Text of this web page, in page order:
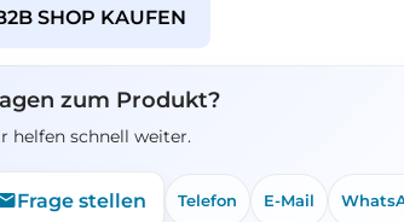
SHOP KAUFEN
zum Produkt?
helfen schnell weiter.
Frage stellen Telefon E-Mail